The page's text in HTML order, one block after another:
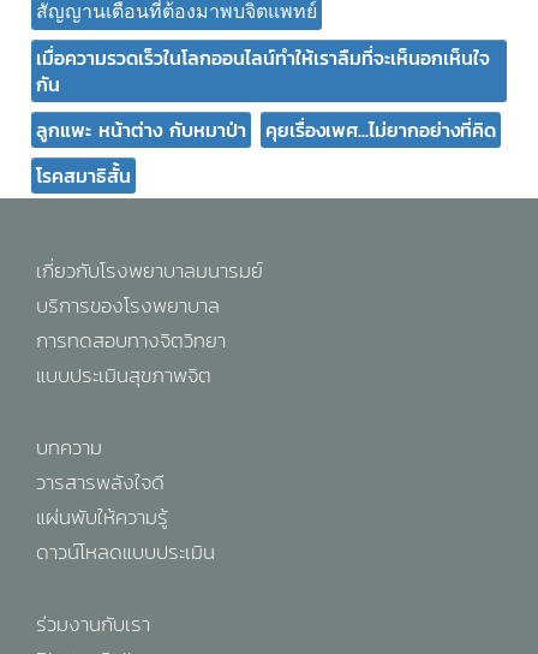
สัญญานเตือนที่ต้องมาพบจิตแพทย์
เมื่อความรวดเร็วในโลกออนไลน์ทำให้เราลืมที่จะเห็นอกเห็นใจ
กัน
ลูกแพะ หน้าต่าง กับหมาป่า
คุยเรื่องเพศ...ไม่ยากอย่างที่คิด
โรคสมาธิสั้น
เกี่ยวกับโรงพยาบาลมนารมย์
บริการของโรงพยาบาล
การทดสอบทางจิตวิทยา
แบบประเมินสุขภาพจิต
บทความ
วารสารพลังใจดี
แผ่นพับให้ความรู้
ดาวน์โหลดแบบประเมิน
ร่วมงานกับเรา